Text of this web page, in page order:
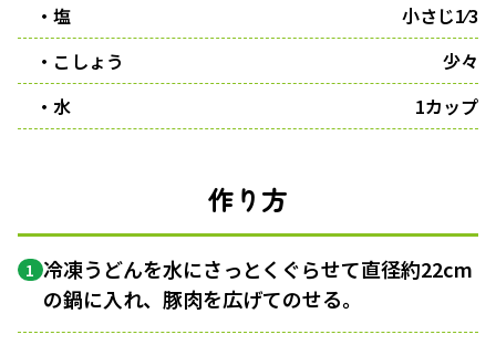
・塩
小さじ1⁄3
・こしょう
少々
・水
1カップ
作り方
1 冷凍うどんを水にさっとくぐらせて直径約22cm
の鍋に入れ、豚肉を広げてのせる。